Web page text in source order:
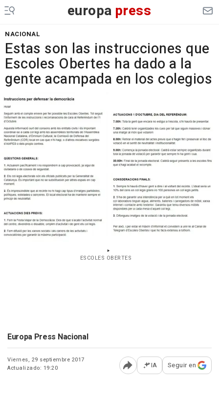
europa press
NACIONAL
Estas son las instrucciones que
Escoles Obertes ha dado a la
gente acampada en los colegios
ESCOLES OBERTES
Europa Press Nacional
Viernes, 29 septiembre 2017
Actualizado: 19:20
Abrir opciones para
IA Seguir en